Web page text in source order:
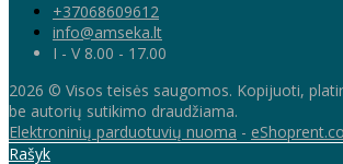
+37068609612
info@amseka.lt
I - V 8.00 - 17.00
2026 © Visos teisės saugomos. Kopijuoti,
be autorių sutikimo draudžiama.
Elektroninių parduotuvių nuoma -
Rašyk